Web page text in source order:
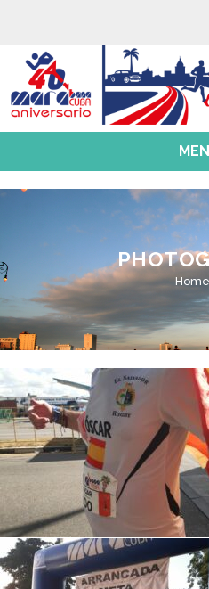
Home